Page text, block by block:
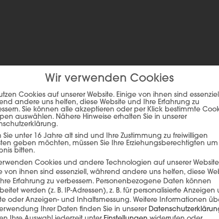
auf den unteren Button, um den Inhalt von player.flipsnack.com
Inhalt laden
Wir verwenden Cookies
Cookies auf unserer Website. Einige von ihnen sind
andere uns helfen, diese Website und Ihre Erfahrung zu
Sie können alle akzeptieren oder per Klick bestimmte
auswählen. Nähere Hinweise erhalten Sie in unserer
Sie unter 16 Jahre alt sind und Ihre Zustimmung zu freiwilligen
geben möchten, müssen Sie Ihre Erziehungsberechtigten um
bitten.
Cookies und andere Technologien auf unserer
von ihnen sind essenziell, während andere uns helfen, diese
Erfahrung zu verbessern. Personenbezogene Daten können
werden (z. B. IP-Adressen), z. B. für personalisierte Anzeigen
oder Anzeigen- und Inhaltsmessung. Weitere Informationen
Ihrer Daten finden Sie in unserer